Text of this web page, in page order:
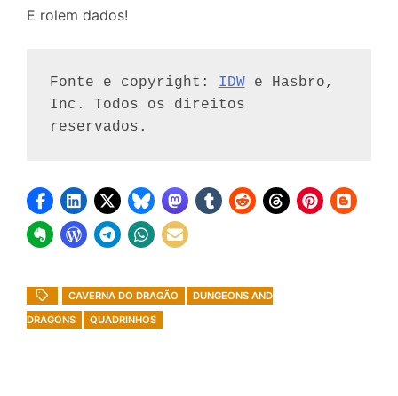
E rolem dados!
Fonte e copyright: IDW e Hasbro,
Inc. Todos os direitos
reservados.
CAVERNA DO DRAGÃO
DUNGEONS AND
DRAGONS
QUADRINHOS